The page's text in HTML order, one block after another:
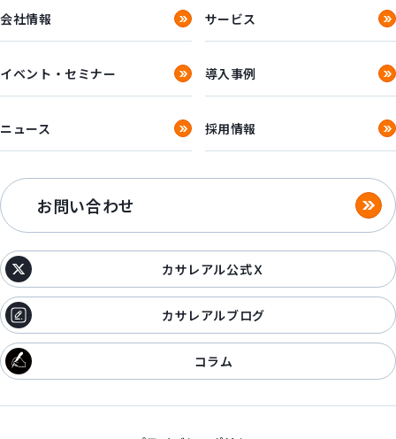
会社情報 サービス
イベント・セミナー 導入事例
ニュース 採用情報
お問い合わせ
カサレアル公式Ｘ
カサレアルブログ
コラム